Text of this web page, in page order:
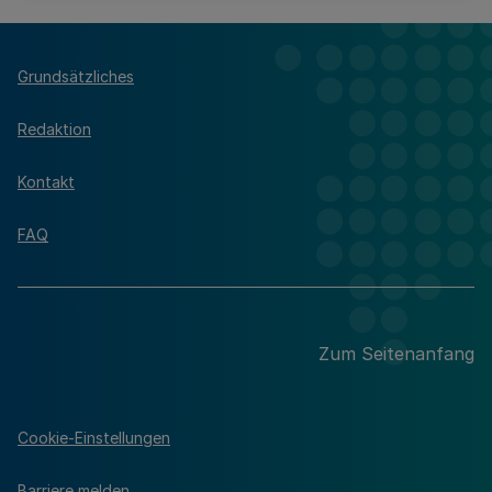
Grundsätzliches
Redaktion
Kontakt
FAQ
Zum Seitenanfang
Cookie-Einstellungen